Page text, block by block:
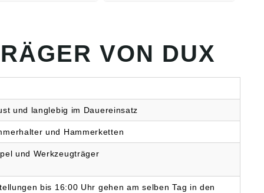
VON DUX
und langlebig im Dauereinsatz
und Hammerketten
und Werkzeugträger
bis 16:00 Uhr gehen am selben Tag in den